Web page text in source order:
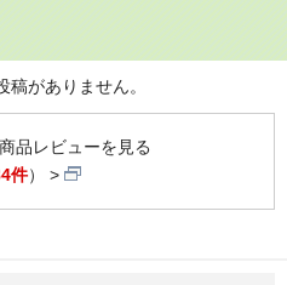
がありません。
品レビューを見る
件）